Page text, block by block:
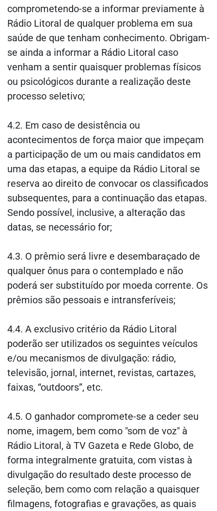
comprometendo-se a informar previamente à
Rádio Litoral de qualquer problema em sua
saúde de que tenham conhecimento. Obrigam-
se ainda a informar a Rádio Litoral caso
venham a sentir quaisquer problemas físicos
ou psicológicos durante a realização deste
processo seletivo;
4.2. Em caso de desistência ou
acontecimentos de força maior que impeçam
a participação de um ou mais candidatos em
uma das etapas, a equipe da Rádio Litoral se
reserva ao direito de convocar os classificados
subsequentes, para a continuação das etapas.
Sendo possível, inclusive, a alteração das
datas, se necessário for;
4.3. O prêmio será livre e desembaraçado de
qualquer ônus para o contemplado e não
poderá ser substituído por moeda corrente. Os
prêmios são pessoais e intransferíveis;
4.4. A exclusivo critério da Rádio Litoral
poderão ser utilizados os seguintes veículos
e/ou mecanismos de divulgação: rádio,
televisão, jornal, internet, revistas, cartazes,
faixas, “outdoors”, etc.
4.5. O ganhador compromete-se a ceder seu
nome, imagem, bem como "som de voz" à
Rádio Litoral, à TV Gazeta e Rede Globo, de
forma integralmente gratuita, com vistas à
divulgação do resultado deste processo de
seleção, bem como com relação a quaisquer
filmagens, fotografias e gravações, as quais